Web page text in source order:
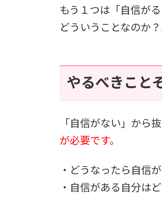
もう１つは「自信が
どういうことなのか
やるべきこと
「自信がない」から
が必要です。
・どうなったら自信
・自信がある自分は